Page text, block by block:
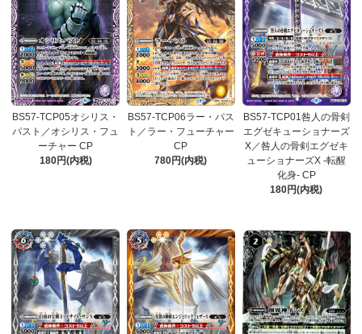
BS57-TCP05オシリス・
パスト／オシリス・フュ
ーチャー CP
180円(内税)
BS57-TCP06ラー・パス
ト／ラー・フューチャー
CP
780円(内税)
BS57-TCP01咎人の骨剣
エグゼキューショナーズ
X／咎人の骨剣エグゼキ
ューショナーズX -転醒
化身- CP
180円(内税)